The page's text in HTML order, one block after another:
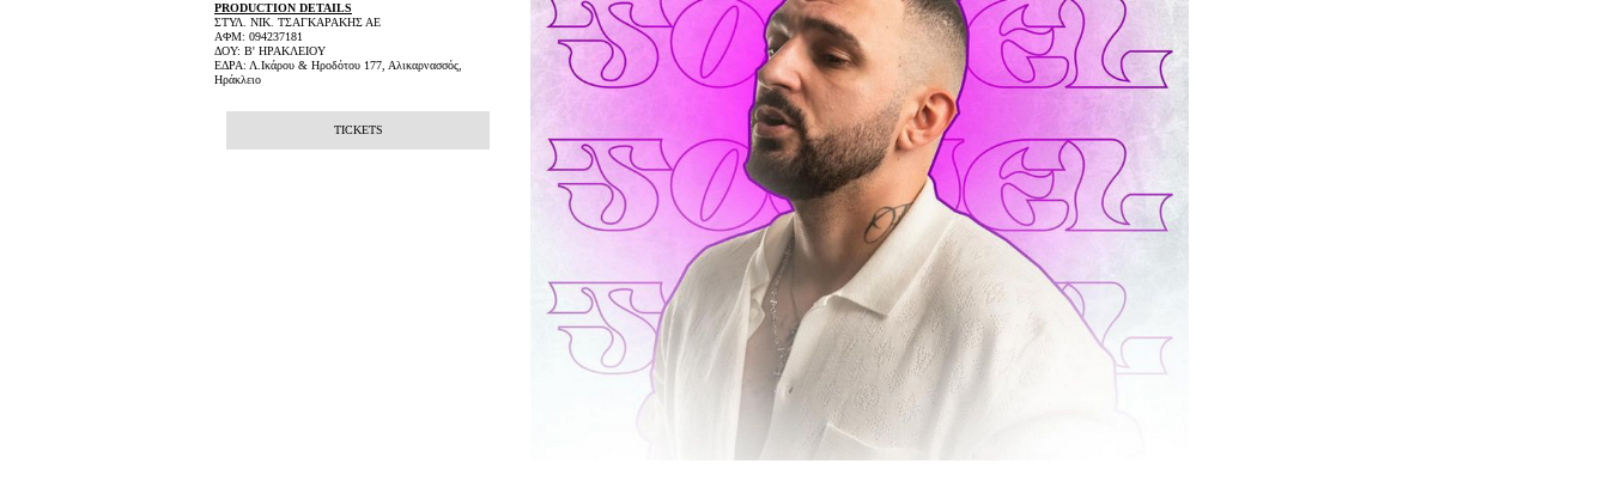
PRODUCTION DETAILS
ΣΤΥΛ. ΝΙΚ. ΤΣΑΓΚΑΡΑΚΗΣ ΑΕ
ΑΦΜ: 094237181
ΔΟΥ: Β' ΗΡΑΚΛΕΙΟΥ
ΕΔΡΑ: Λ.Ικάρου & Ηροδότου 177, Αλικαρνασσός,
Ηράκλειο
TICKETS